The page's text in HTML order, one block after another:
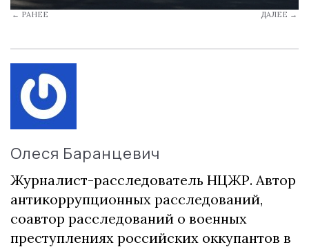
← РАНЕЕ ДАЛЕЕ →
Олеся Баранцевич
Журналист-расследователь НЦЖР. Автор
антикоррупционных расследований,
соавтор расследований о военных
преступлениях российских оккупантов в